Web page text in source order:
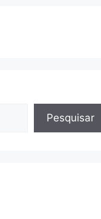
Pesquisar